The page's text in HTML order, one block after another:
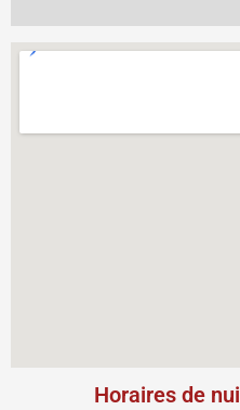
Horaires de